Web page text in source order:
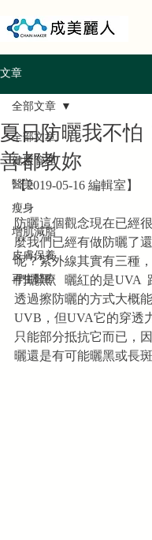
文章
全部文章
健康管理
醫美
瘦身
增肌減脂
皮膚保養
再生醫療
全部文章
夏日防曬我不怕
善都教妳
【2019-05-16 編輯室】
防曬這個觀念現在已經
麼我們已經有做防曬了
呢？紫外線其實有三種
們曬黑、曬紅的是UVA
透過擦防曬的方式大概
UVB，但UVA它的穿透
只能部分抵抗它而已，
曬還是有可能曬黑或長斑